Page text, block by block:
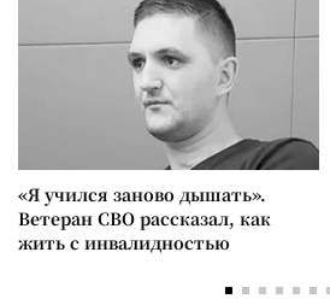
«Я учился заново дышать».
Ветеран СВО рассказал, как
жить с инвалидностью